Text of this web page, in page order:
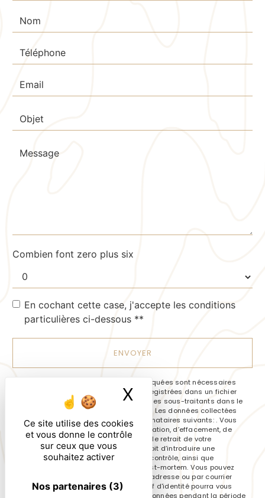
Ce site utilise des cookies
et vous donne le contrôle
sur ceux que vous
souhaitez activer
Nos partenaires (3)
X Masquer le
Combien font zero plus six
En cochant cette case, j'accepte les conditions
particulières ci-dessous **
ENVOYER
** Les données personnelles communiquées sont nécessaires
aux fins de vous contacter et sont enregistrées dans un fichier
informatisé. Elles sont destinées à et ses sous-traitants dans le
seul but de répondre à votre message. Les données collectées
seront communiquées aux seuls destinataires suivants: . Vous
disposez de droits d’accès, de rectification, d’effacement, de
portabilité, de limitation, d’opposition, de retrait de votre
consentement à tout moment et du droit d’introduire une
réclamation auprès d’une autorité de contrôle, ainsi que
d’organiser le sort de vos données post-mortem. Vous pouvez
exercer ces droits par voie postale à l'adresse ou par courrier
électronique à l'adresse . Un justificatif d'identité pourra vous
être demandé. Nous conservons vos données pendant la période